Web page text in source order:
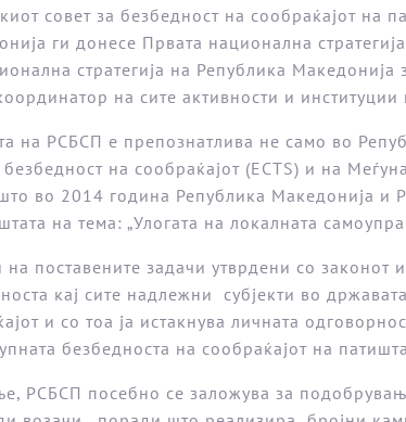
совет за безбедност на сообраќајот
ги донесе Првата национална
стратегија на Република
на сите активности и
на РСБСП е препознатлива не само во
на сообраќајот (ECTS) и на
во 2014 година Република Македонија и
на тема: „Улогата на локалната
поставените задачи утврдени со законот
кај сите надлежни субјекти во
и со тоа ја истакнува личната
безбедноста на сообраќајот на
РСБСП посебно се заложува за